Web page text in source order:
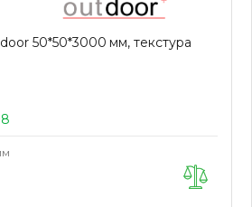
50*50*3000 мм, текстура